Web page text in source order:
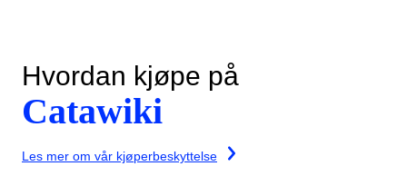
Hvordan kjøpe på
Catawiki
Les mer om vår kjøperbeskyttelse